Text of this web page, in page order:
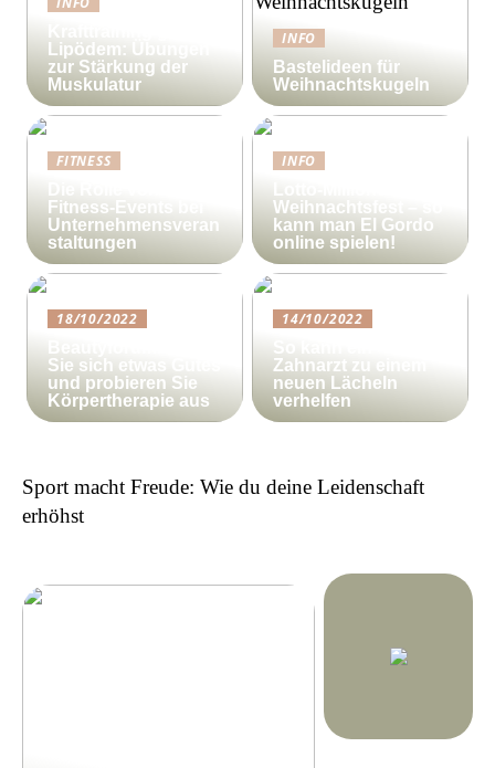
Lipödem: Übungen
zur Stärkung der
Muskulatur
INFO
Bastelideen für
Weihnachtskugeln
FITNESS
Fitness-Events bei
Unternehmensveran
staltungen
INFO
Weihnachtsfest – so
kann man El Gordo
online spielen!
18/10/2022
Sie sich etwas Gutes
und probieren Sie
Körpertherapie aus
14/10/2022
Zahnarzt zu einem
neuen Lächeln
verhelfen
Sport macht Freude: Wie du deine Leidenschaft
erhöhst